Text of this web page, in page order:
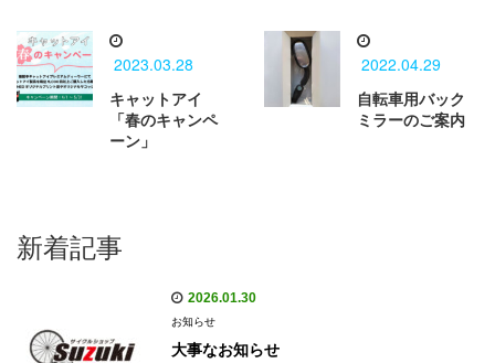
2023.03.28
キャットアイ
「春のキャンペ
ーン」
2022.04.29
自転車用バック
ミラーのご案内
新着記事
2026.01.30
お知らせ
大事なお知らせ